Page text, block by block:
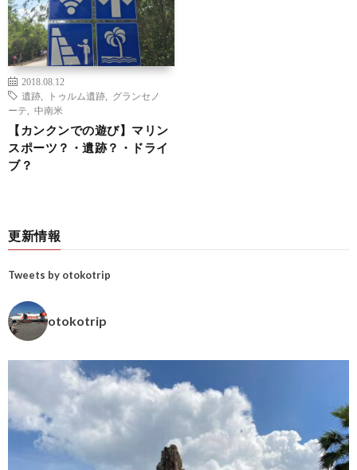
2018.08.12
遺跡
トゥルム遺跡
グランセノ
ーテ
中南米
【カンクンでの遊び】マリン
スポーツ？・遺跡？・ドライ
ブ？
更新情報
Tweets by otokotrip
otokotrip